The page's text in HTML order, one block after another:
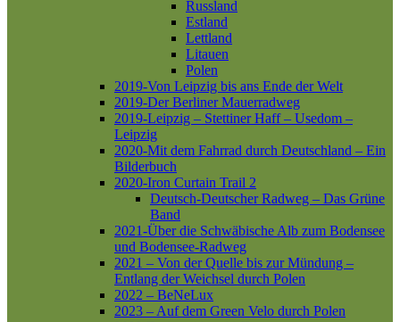
Russland
Estland
Lettland
Litauen
Polen
2019-Von Leipzig bis ans Ende der Welt
2019-Der Berliner Mauerradweg
2019-Leipzig – Stettiner Haff – Usedom –
Leipzig
2020-Mit dem Fahrrad durch Deutschland – Ein
Bilderbuch
2020-Iron Curtain Trail 2
Deutsch-Deutscher Radweg – Das Grüne
Band
2021-Über die Schwäbische Alb zum Bodensee
und Bodensee-Radweg
2021 – Von der Quelle bis zur Mündung –
Entlang der Weichsel durch Polen
2022 – BeNeLux
2023 – Auf dem Green Velo durch Polen